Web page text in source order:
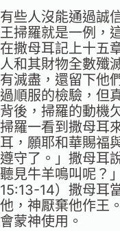
有些人沒能通過誠
王掃羅就是一例，
在撒母耳記上十五
人和其財物全數殲
有滅盡，還留下他
過順服的檢驗，但
背後，掃羅的動機
掃羅一看到撒母耳
耳，願耶和華賜福
遵守了。」撒母耳
聽見牛羊鳴叫呢？
15:13-14）撒母耳
他，神厭棄他作王
會蒙神使用。